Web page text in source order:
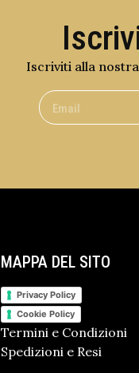
Iscriviti alla
MAPPA DEL SITO
Privacy Policy
Cookie Policy
Termini e Condizioni
Spedizioni e Resi